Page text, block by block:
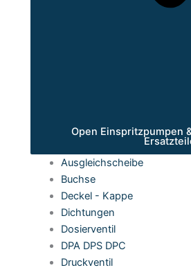
Open Einspritzpumpen
Ausgleichscheibe
Buchse
Deckel - Kappe
Dichtungen
Dosierventil
DPA DPS DPC
Druckventil